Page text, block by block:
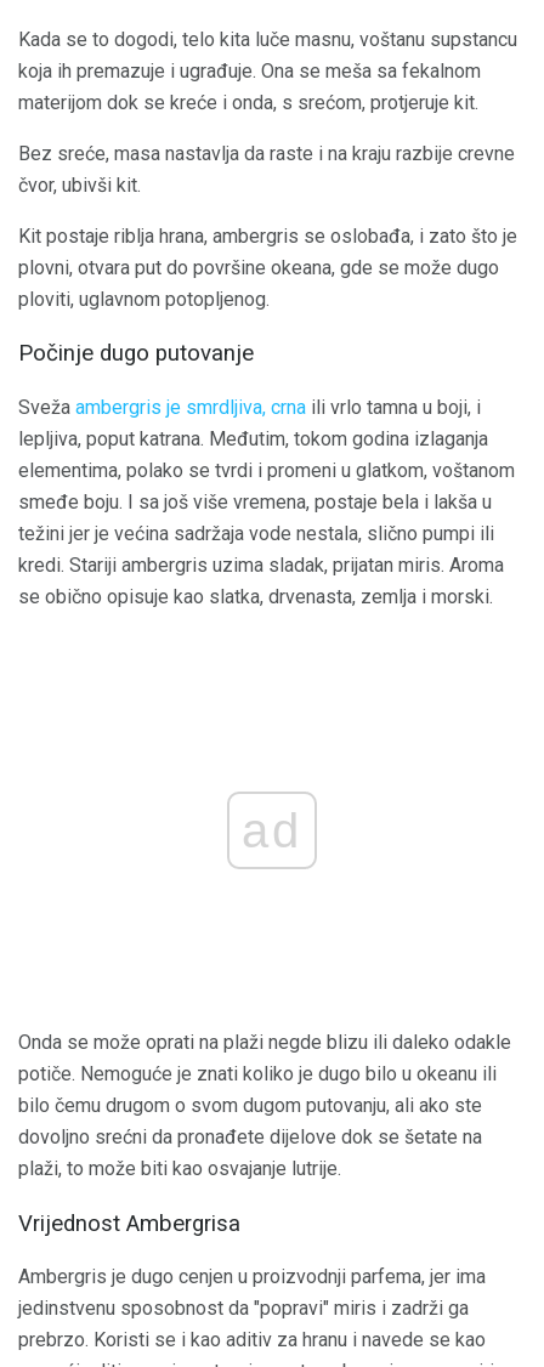
Kada se to dogodi, telo kita luče masnu, voštanu supstancu
koja ih premazuje i ugrađuje. Ona se meša sa fekalnom
materijom dok se kreće i onda, s srećom, protjeruje kit.
Bez sreće, masa nastavlja da raste i na kraju razbije crevne
čvor, ubivši kit.
Kit postaje riblja hrana, ambergris se oslobađa, i zato što je
plovni, otvara put do površine okeana, gde se može dugo
ploviti, uglavnom potopljenog.
Počinje dugo putovanje
Sveža ambergris je smrdljiva, crna ili vrlo tamna u boji, i
lepljiva, poput katrana. Međutim, tokom godina izlaganja
elementima, polako se tvrdi i promeni u glatkom, voštanom
smeđe boju. I sa još više vremena, postaje bela i lakša u
težini jer je većina sadržaja vode nestala, slično pumpi ili
kredi. Stariji ambergris uzima sladak, prijatan miris. Aroma
se obično opisuje kao slatka, drvenasta, zemlja i morski.
ad
Onda se može oprati na plaži negde blizu ili daleko odakle
potiče. Nemoguće je znati koliko je dugo bilo u okeanu ili
bilo čemu drugom o svom dugom putovanju, ali ako ste
dovoljno srećni da pronađete dijelove dok se šetate na
plaži, to može biti kao osvajanje lutrije.
Vrijednost Ambergrisa
Ambergris je dugo cenjen u proizvodnji parfema, jer ima
jedinstvenu sposobnost da "popravi" miris i zadrži ga
prebrzo. Koristi se i kao aditiv za hranu i navede se kao